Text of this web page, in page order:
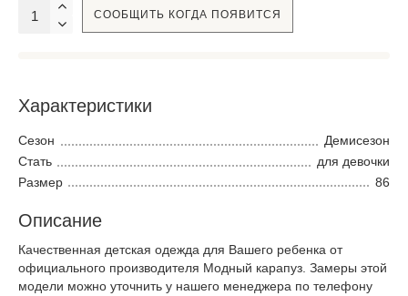
СООБЩИТЬ КОГДА ПОЯВИТСЯ
Характеристики
Сезон
Демисезон
Стать
для девочки
Размер
86
Описание
Качественная детская одежда для Вашего ребенка от
официального производителя Модный карапуз. Замеры этой
модели можно уточнить у нашего менеджера по телефону